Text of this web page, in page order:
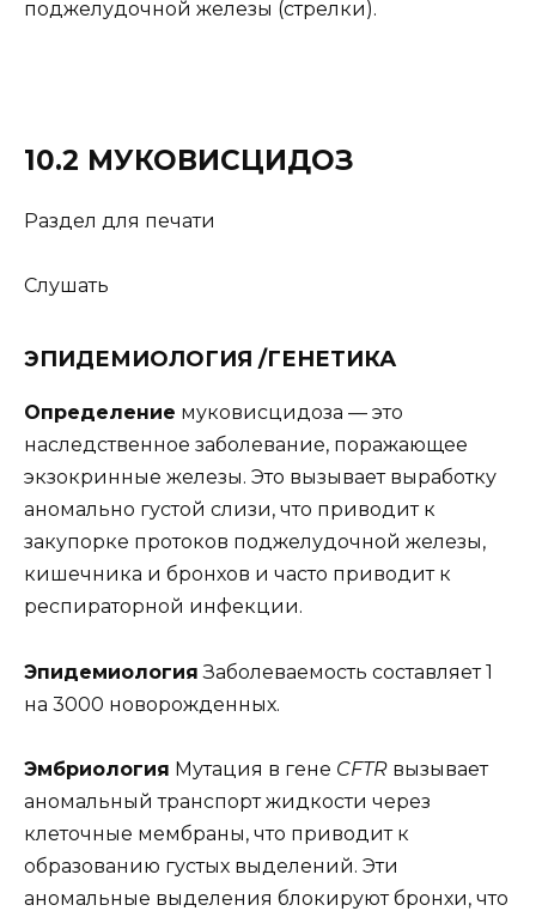
поджелудочной железы (стрелки).
10.2 МУКОВИСЦИДОЗ
Раздел для печати
Слушать
ЭПИДЕМИОЛОГИЯ /ГЕНЕТИКА
Определение муковисцидоза — это
наследственное заболевание, поражающее
экзокринные железы. Это вызывает выработку
аномально густой слизи, что приводит к
закупорке протоков поджелудочной железы,
кишечника и бронхов и часто приводит к
респираторной инфекции.
Эпидемиология Заболеваемость составляет 1
на 3000 новорожденных.
Эмбриология Мутация в гене CFTR вызывает
аномальный транспорт жидкости через
клеточные мембраны, что приводит к
образованию густых выделений. Эти
аномальные выделения блокируют бронхи, что